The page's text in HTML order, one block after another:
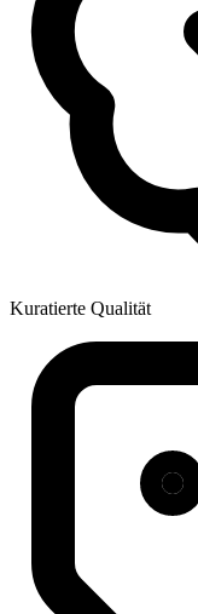
Kuratierte Qualität